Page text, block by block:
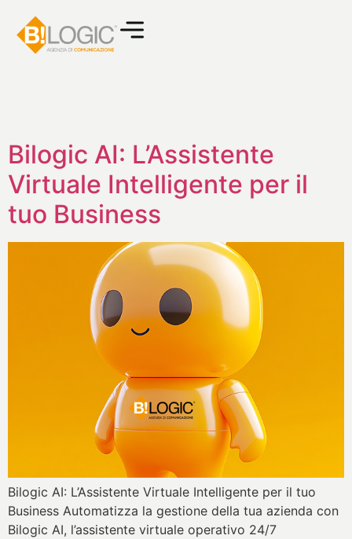
Bilogic AI: L’Assistente
Virtuale Intelligente per il
tuo Business
Bilogic AI: L’Assistente Virtuale Intelligente per il tuo
Business Automatizza la gestione della tua azienda con
Bilogic AI, l’assistente virtuale operativo 24/7